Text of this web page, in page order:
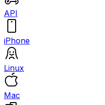
API
iPhone
Linux
Mac